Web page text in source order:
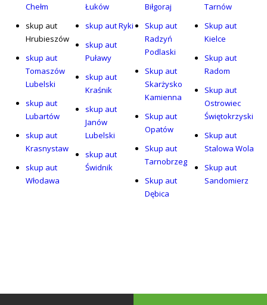
Chełm
skup aut
Hrubieszów
skup aut
Tomaszów
Lubelski
skup aut
Lubartów
skup aut
Krasnystaw
skup aut
Włodawa
Łuków
skup aut Ryki
skup aut
Puławy
skup aut
Kraśnik
skup aut
Janów
Lubelski
skup aut
Świdnik
Biłgoraj
Skup aut
Radzyń
Podlaski
Skup aut
Skarżysko
Kamienna
Skup aut
Opatów
Skup aut
Tarnobrzeg
Skup aut
Dębica
Tarnów
Skup aut
Kielce
Skup aut
Radom
Skup aut
Ostrowiec
Świętokrzyski
Skup aut
Stalowa Wola
Skup aut
Sandomierz